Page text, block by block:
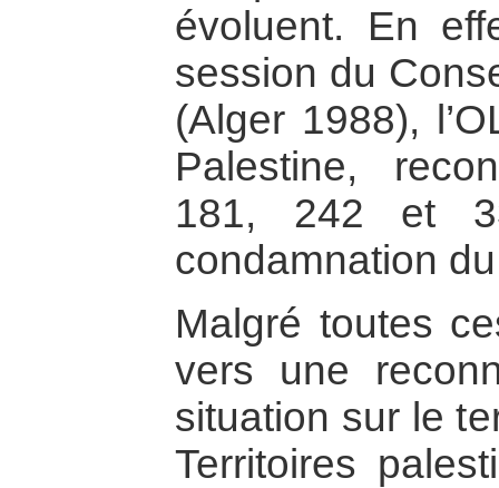
évoluent. En
session du
(Alger 1988),
Palestine,
181, 242 et
condamnation
Malgré toutes
vers une
situation sur le
Territoires